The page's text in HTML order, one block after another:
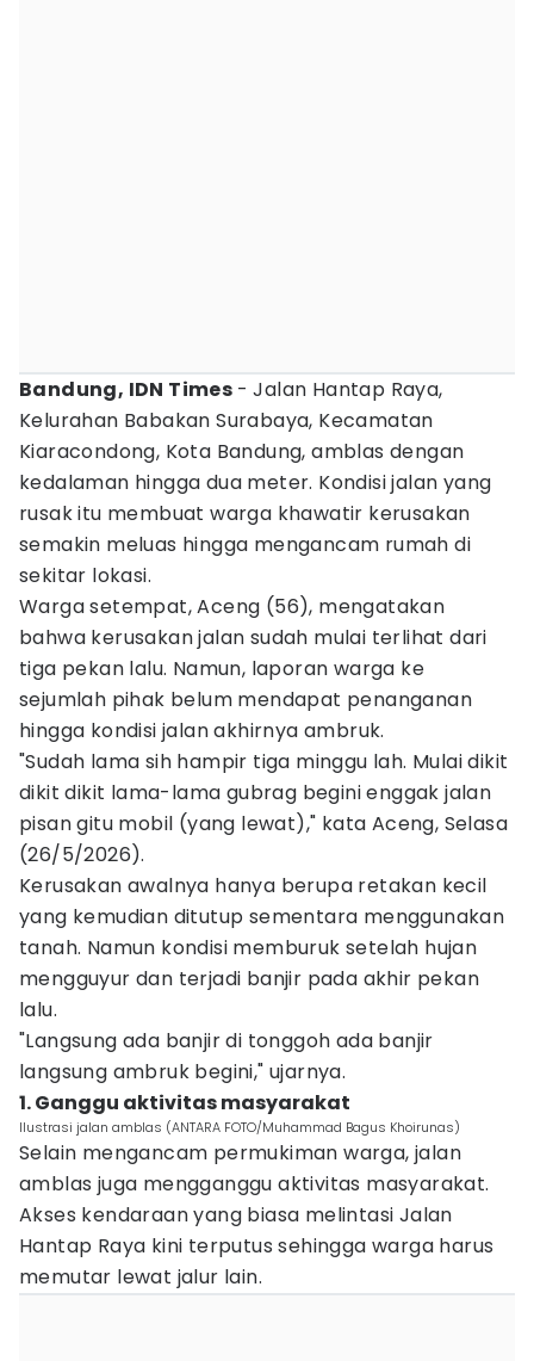
Bandung, IDN Times - Jalan Hantap Raya,
Kelurahan Babakan Surabaya, Kecamatan
Kiaracondong, Kota Bandung, amblas dengan
kedalaman hingga dua meter. Kondisi jalan yang
rusak itu membuat warga khawatir kerusakan
semakin meluas hingga mengancam rumah di
sekitar lokasi.
Warga setempat, Aceng (56), mengatakan
bahwa kerusakan jalan sudah mulai terlihat dari
tiga pekan lalu. Namun, laporan warga ke
sejumlah pihak belum mendapat penanganan
hingga kondisi jalan akhirnya ambruk.
"Sudah lama sih hampir tiga minggu lah. Mulai dikit
dikit dikit lama-lama gubrag begini enggak jalan
pisan gitu mobil (yang lewat)," kata Aceng, Selasa
(26/5/2026).
Kerusakan awalnya hanya berupa retakan kecil
yang kemudian ditutup sementara menggunakan
tanah. Namun kondisi memburuk setelah hujan
mengguyur dan terjadi banjir pada akhir pekan
lalu.
"Langsung ada banjir di tonggoh ada banjir
langsung ambruk begini," ujarnya.
1. Ganggu aktivitas masyarakat
Ilustrasi jalan amblas (ANTARA FOTO/Muhammad Bagus Khoirunas)
Selain mengancam permukiman warga, jalan
amblas juga mengganggu aktivitas masyarakat.
Akses kendaraan yang biasa melintasi Jalan
Hantap Raya kini terputus sehingga warga harus
memutar lewat jalur lain.